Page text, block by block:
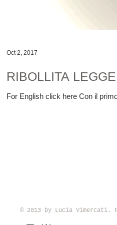
RIBOLLITA
For English click here Con il
Oct 2, 2017
© 2013 by Lucia Vimercati.